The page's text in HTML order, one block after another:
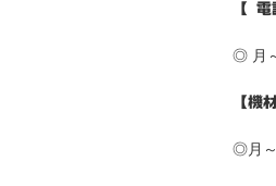
【 電
◎ 月
【機
◎月